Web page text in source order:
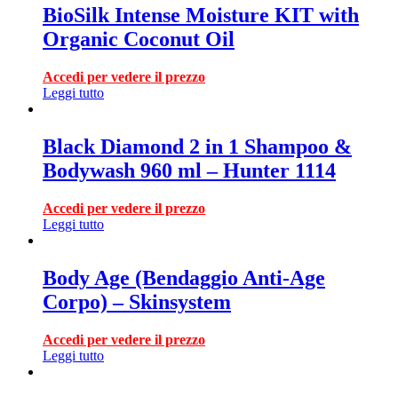
BioSilk Intense Moisture KIT with
Organic Coconut Oil
Accedi per vedere il prezzo
Leggi tutto
Black Diamond 2 in 1 Shampoo &
Bodywash 960 ml – Hunter 1114
Accedi per vedere il prezzo
Leggi tutto
Body Age (Bendaggio Anti-Age
Corpo) – Skinsystem
Accedi per vedere il prezzo
Leggi tutto